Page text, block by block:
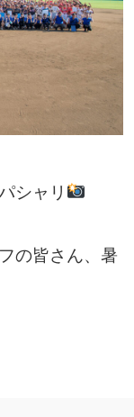
シャリ
の皆さん、暑